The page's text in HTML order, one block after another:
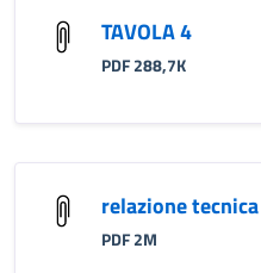
TAVOLA 4
PDF 288,7K
relazione tecnica
PDF 2M